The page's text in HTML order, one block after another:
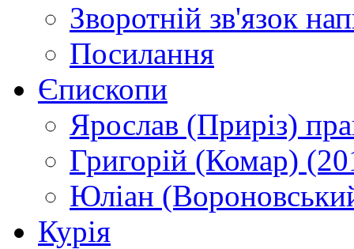
Зворотній зв'язок
Посилання
Єпископи
Ярослав (Приріз)
Григорій (Комар)
Юліан
Курія